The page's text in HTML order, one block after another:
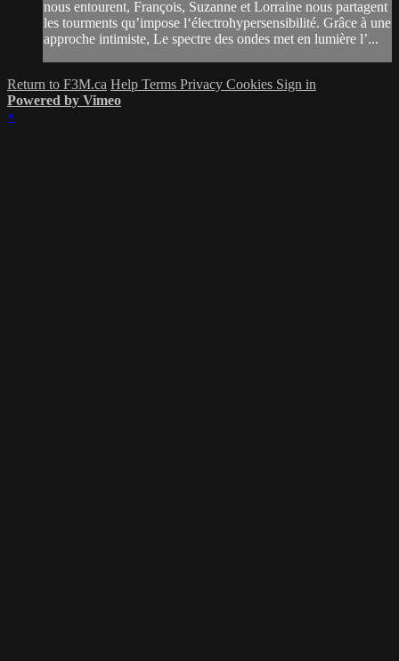
nous entourent, François, Suzanne et Lorraine nous partagent
les tourments qu’impose l‘électrohypersensibilité. Grâce à une
approche intimiste, Le spectre des ondes met en lumière l’...
Return to F3M.ca Help Terms Privacy Cookies Sign in
Powered by Vimeo
×